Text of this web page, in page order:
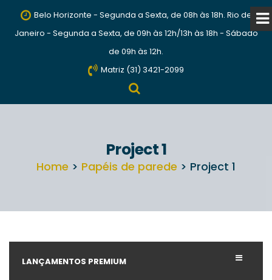
Belo Horizonte - Segunda a Sexta, de 08h às 18h. Rio de
Janeiro - Segunda a Sexta, de 09h às 12h/13h às 18h - Sábado
de 09h às 12h.
Matriz (31) 3421-2099
Project 1
Home > Papéis de parede > Project 1
LANÇAMENTOS PREMIUM